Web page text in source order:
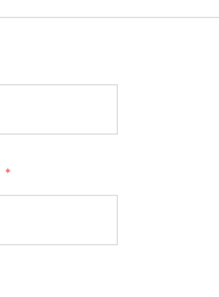
*